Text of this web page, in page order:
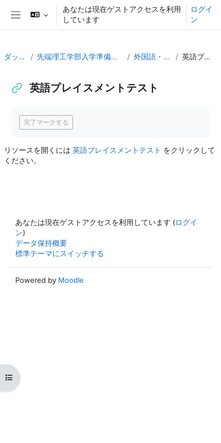
メインコンテンツへスキップする
サイドパネル
あなたは現在ゲストアクセスを利用
しています
ログイ
ン
コースインデックスを開く
ダッシュボード 先端理工学部入学準備サポート情報（2026年4月入学生向け） 外国語・英語分野の入学準備 英語プレイスメントテスト
英語プレイスメントテスト
完了マークする
リソースを開くには 英語プレイスメントテスト をクリックして
ください。
あなたは現在ゲストアクセスを利用しています (ログイ
ン)
データ保持概要
標準テーマにスイッチする
Powered by Moodle